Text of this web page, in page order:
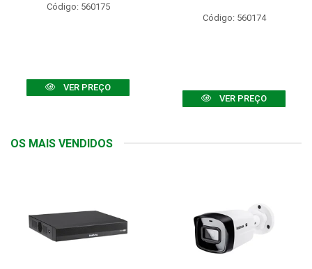
Código: 560175
VER PREÇO
Código: 560174
VER PREÇO
OS MAIS VENDIDOS